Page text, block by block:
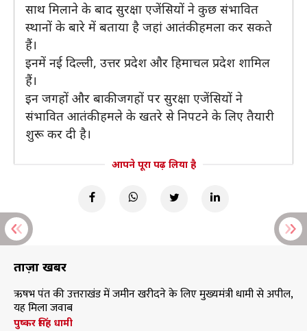
साथ मिलाने के बाद सुरक्षा एजेंसियों ने कुछ संभावित
स्थानों के बारे में बताया है जहां आतंकी हमला कर सकते
हैं।
इनमें नई दिल्ली, उत्तर प्रदेश और हिमाचल प्रदेश शामिल
हैं।
इन जगहों और बाकी जगहों पर सुरक्षा एजेंसियों ने
संभावित आतंकी हमले के खतरे से निपटने के लिए तैयारी
शुरू कर दी है।
आपने पूरा पढ़ लिया है
ताज़ा खबरें
ऋषभ पंत की उत्तराखंड में जमीन खरीदने के लिए मुख्यमंत्री धामी से अपील,
यह मिला जवाब
पुष्कर सिंह धामी